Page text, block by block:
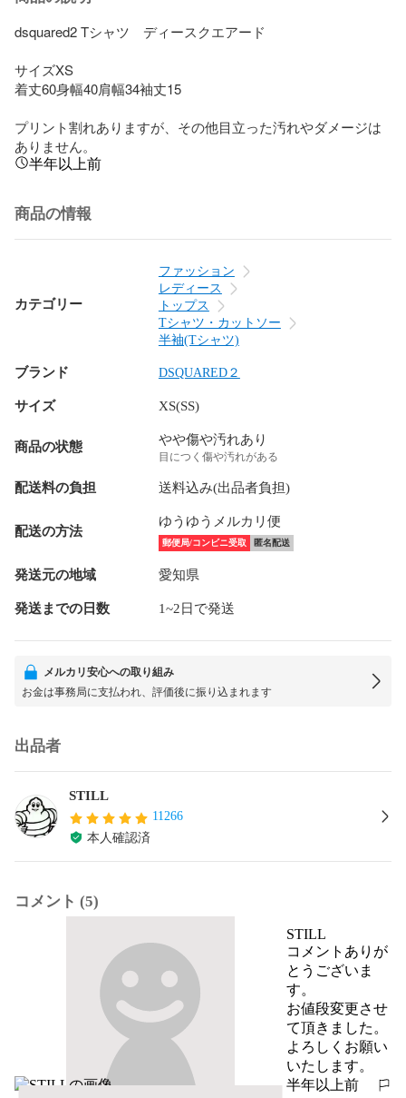
dsquared2 Tシャツ　ディースクエアード
サイズXS
着丈60身幅40肩幅34袖丈15
プリント割れありますが、その他目立った汚れやダメージは
ありません。
半年以上前
商品の情報
カテゴリー
ファッション
レディース
トップス
Tシャツ・カットソー
半袖(Tシャツ)
ブランド DSQUARED２
サイズ XS(SS)
商品の状態 やや傷や汚れあり
目につく傷や汚れがある
配送料の負担 送料込み(出品者負担)
配送の方法
ゆうゆうメルカリ便
郵便局/コンビニ受取 匿名配送
発送元の地域 愛知県
発送までの日数 1~2日で発送
メルカリ安心への取り組み
お金は事務局に支払われ、評価後に振り込まれます
出品者
STILL
11266
本人確認済
コメント (5)
STILL
コメントありが
とうございま
す。
お値段変更させ
て頂きました。
よろしくお願い
いたします。
半年以上前
報告する